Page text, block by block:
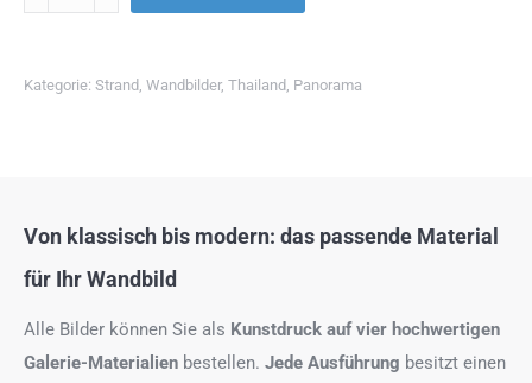
Kategorie: Strand Wandbilder, Thailand Panorama
Von klassisch bis modern: das passende Material
für Ihr Wandbild
Alle Bilder können Sie als Kunstdruck auf vier hochwertigen
Galerie-Materialien bestellen. Jede Ausführung besitzt einen